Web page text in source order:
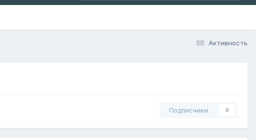
Активность
Подписчики 0